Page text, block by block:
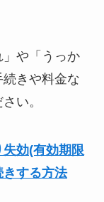
や「うっか
きや料金な
い。
効(有効期限
する方法